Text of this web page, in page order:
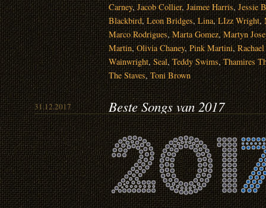
Carney,Jacob Collier,Jaimee Harris,Jessie
Blackbird,Leon Bridges,Lina,LIzz Wright,
Marco Rodrigues,Marta Gomez,Martyn
Martin,Olivia Chaney,Pink Martini,
Wainwright,Seal,Teddy Swims,Thamires
The Staves,Toni Brown
31.12.2017 Beste Songs van 2017